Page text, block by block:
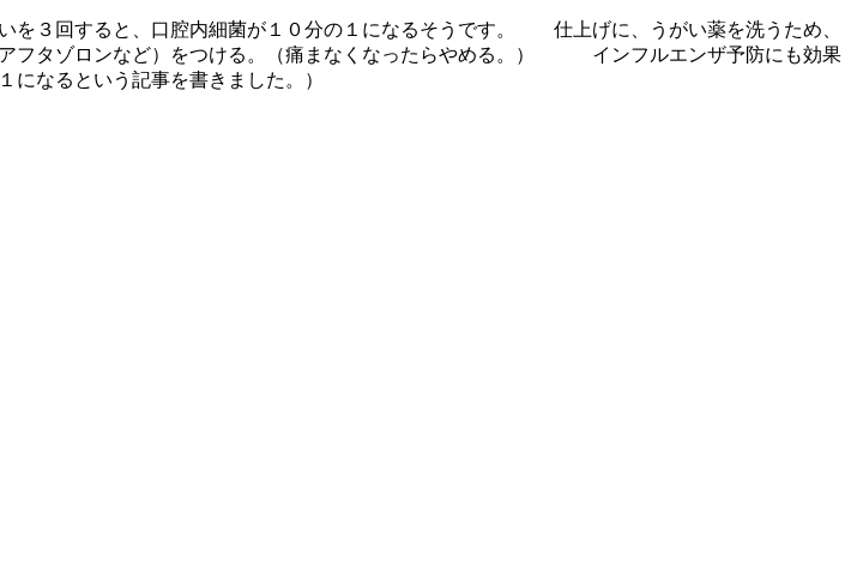
を３回すると、口腔内細菌が１０分の１になるそうです。 仕上げに、うがい薬を洗うため、
タゾロンなど）をつける。（痛まなくなったらやめる。） インフルエンザ予防にも効果
なるという記事を書きました。）